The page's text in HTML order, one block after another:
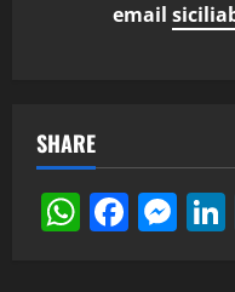
email
SHARE